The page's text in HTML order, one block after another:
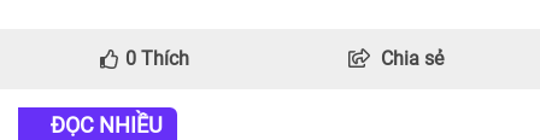
0 Thích Chia sẻ
ĐỌC NHIỀU